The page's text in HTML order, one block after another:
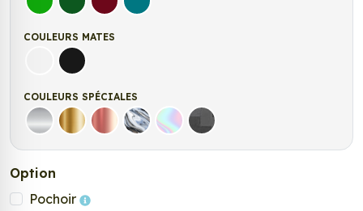
Vert clairVert FoncéBordeauxTurquoise
COULEURS MATES
Blanc matNoir mat
COULEURS SPÉCIALES
Argent Or Rose Gold
ChromeHolographique
Carbone Noir
Option
Pochoir